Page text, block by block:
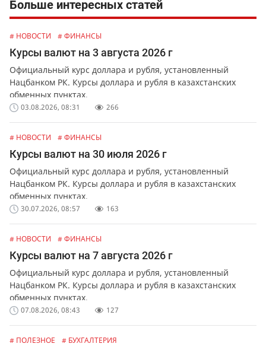
Больше интересных статей
# НОВОСТИ # ФИНАНСЫ
Курсы валют на 3 августа 2026 г
Официальный курс доллара и рубля, установленный
Нацбанком РК. Курсы доллара и рубля в казахстанских
обменных пунктах.
03.08.2026, 08:31 266
# НОВОСТИ # ФИНАНСЫ
Курсы валют на 30 июля 2026 г
Официальный курс доллара и рубля, установленный
Нацбанком РК. Курсы доллара и рубля в казахстанских
обменных пунктах.
30.07.2026, 08:57 163
# НОВОСТИ # ФИНАНСЫ
Курсы валют на 7 августа 2026 г
Официальный курс доллара и рубля, установленный
Нацбанком РК. Курсы доллара и рубля в казахстанских
обменных пунктах.
07.08.2026, 08:43 127
# ПОЛЕЗНОЕ # БУХГАЛТЕРИЯ